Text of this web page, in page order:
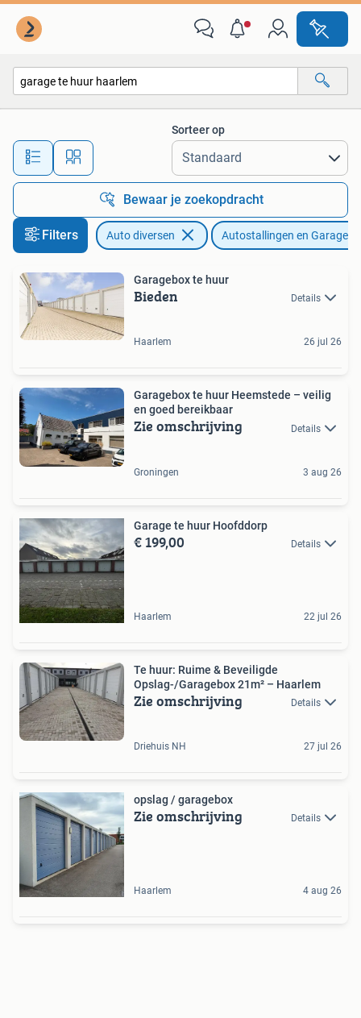
Alle afstanden…
Sorteer op
Bewaar je zoekopdracht
Filters Auto diversen Autostallingen en Garages
Garagebox te huur
Bieden Details
Haarlem 26 jul 26
Garagebox te huur Heemstede – veilig
en goed bereikbaar
Zie omschrijving Details
Groningen 3 aug 26
Garage te huur Hoofddorp
€ 199,00 Details
Haarlem 22 jul 26
Te huur: Ruime & Beveiligde
Opslag-/Garagebox 21m² – Haarlem
Zie omschrijving Details
Driehuis NH 27 jul 26
opslag / garagebox
Zie omschrijving Details
Haarlem 4 aug 26